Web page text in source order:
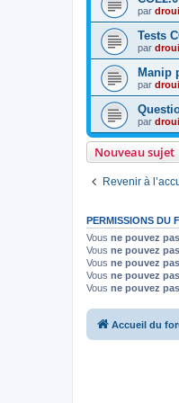
par
Tests
par
Manip
par
par
Nouveau sujet
Revenir à
PERMISSIONS DU
Vous ne pouvez pas
Vous ne pouvez pas
Vous ne pouvez pas
Vous ne pouvez pas
Vous ne pouvez pas
Accueil du